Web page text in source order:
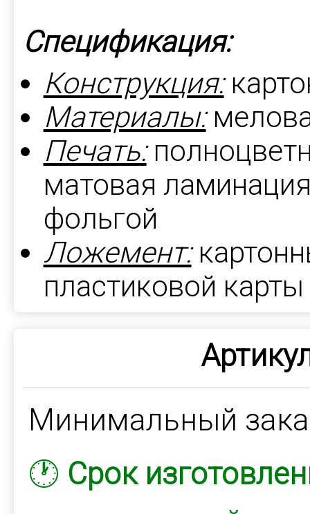
Спецификация:
Конструкция:
Материалы:
Печать:
матовая
фольгой
Ложемент:
пластиковой карты
Минимальный
🕐 Срок